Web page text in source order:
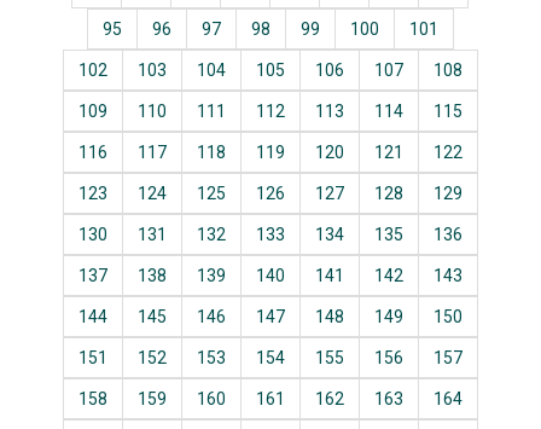
95 96 97 98 99 100 101
102 103 104 105 106 107 108
109 110 111 112 113 114 115
116 117 118 119 120 121 122
123 124 125 126 127 128 129
130 131 132 133 134 135 136
137 138 139 140 141 142 143
144 145 146 147 148 149 150
151 152 153 154 155 156 157
158 159 160 161 162 163 164